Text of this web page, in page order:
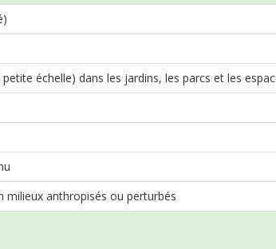
échelle) dans les jardins, les parcs et les
anthropisés ou perturbés